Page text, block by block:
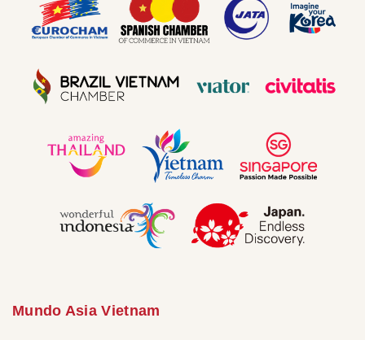
Mundo Asia Vietnam